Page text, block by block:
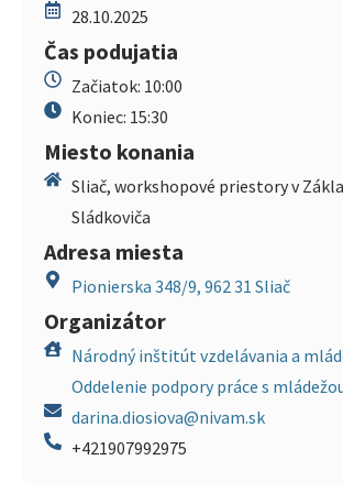
28.10.2025
Čas podujatia
Začiatok: 10:00
Koniec: 15:30
Miesto konania
Sliač, workshopové priestory v
Sládkoviča
Adresa miesta
Pionierska 348/9, 962 31 Sliač
Organizátor
Národný inštitút vzdelávania a
Oddelenie podpory práce s
darina.diosiova@nivam.sk
+421907992975